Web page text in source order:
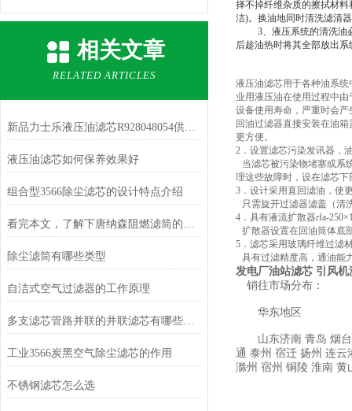
相关文章
RELATED ARTICLES
新品力士乐液压油滤芯R928048054供应厂家
液压油滤芯如何保养效果好
组合型3566除尘滤芯的设计特点介绍
看完本文，了解下唐纳森阻燃滤筒的功能特点
除尘滤筒有哪些类型
自洁式空气过滤器的工作原理
多支滤芯管路并联的并联滤芯有哪些应用场景？
工业3566炭黑空气除尘滤芯的作用
不锈钢滤芯怎么选
择不掉纤维杂质的擦拭材
洁)。换油地同时清洗滤清
3、液压系统的清洗油
后趁油热时将其全部放出
液压油滤芯用于各种油系
业用液压油在使用过程中
设备使用寿命，严重时会
回油过滤器直接安装在油
更方便。
2 ．设置滤芯污染发讯器，
当滤芯被污染物堵塞或系
理这些故障时，设在滤芯
3 ．设计采用直回滤油，使
只需旋开过滤器滤盖（清
4 ．具有液流扩散器rfa-250×
扩散器设置在回油筒体底
5 ．滤芯采用玻璃纤维过滤
具有过滤精度高，通油能
发电厂油站滤芯 引风机
销往市场分布：
华东地区
山东济南 青岛 烟台
通 泰州 宿迁 扬州 连云
滁州 宿州 铜陵 淮南 黄